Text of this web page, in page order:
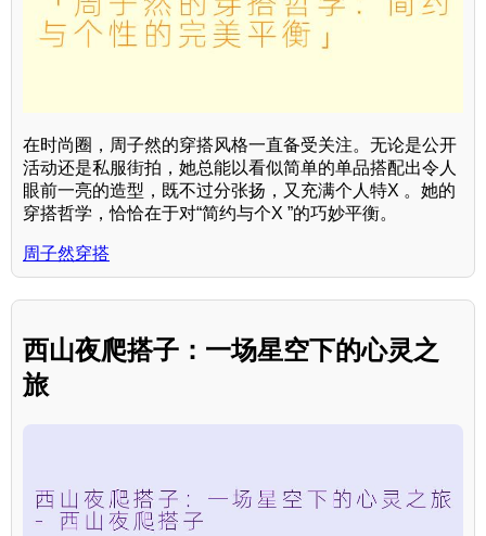
在时尚圈，周子然的穿搭风格一直备受关注。无论是公开
活动还是私服街拍，她总能以看似简单的单品搭配出令人
眼前一亮的造型，既不过分张扬，又充满个人特X 。她的
穿搭哲学，恰恰在于对“简约与个X ”的巧妙平衡。
周子然穿搭
西山夜爬搭子：一场星空下的心灵之
旅